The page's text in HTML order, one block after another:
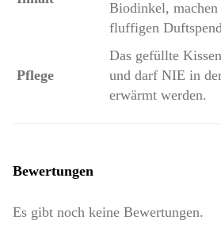
Biodinkel, machen
fluffigen
Pflege
Das gefüllte
und darf NIE in
erwärmt werden.
Bewertungen
Es gibt noch keine Bewertungen.